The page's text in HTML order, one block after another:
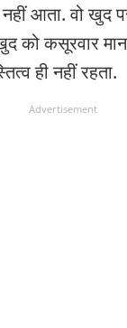
आता. वो खुद
को कसूरवार
ही नहीं रहता.
Advertisement